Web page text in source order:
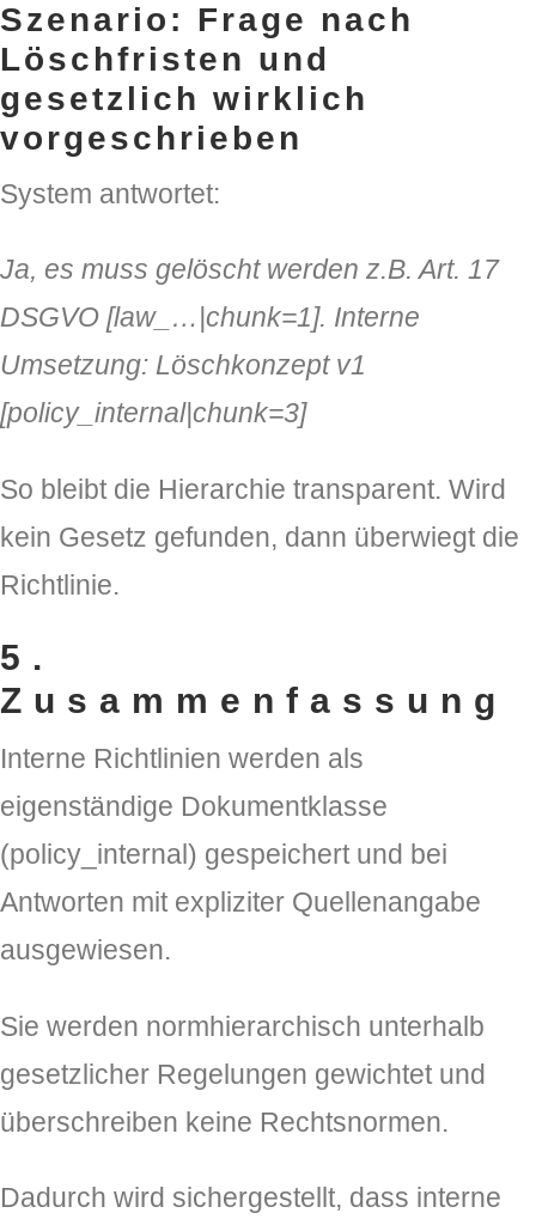
Szenario: Frage nach
Löschfristen und
gesetzlich wirklich
vorgeschrieben
System antwortet:
Ja, es muss gelöscht werden z.B. Art. 17
DSGVO [law_…|chunk=1]. Interne
Umsetzung: Löschkonzept v1
[policy_internal|chunk=3]
So bleibt die Hierarchie transparent. Wird
kein Gesetz gefunden, dann überwiegt die
Richtlinie.
5.
Zusammenfassung
Interne Richtlinien werden als
eigenständige Dokumentklasse
(policy_internal) gespeichert und bei
Antworten mit expliziter Quellenangabe
ausgewiesen.
Sie werden normhierarchisch unterhalb
gesetzlicher Regelungen gewichtet und
überschreiben keine Rechtsnormen.
Dadurch wird sichergestellt, dass interne